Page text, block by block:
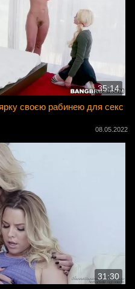
35:14
своєю рабинею для секс
08.05.2022
31:30